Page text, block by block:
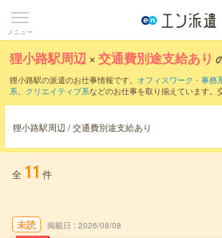
メニュー
狸小路駅周辺 ×交通費別途支給あり
狸小路駅の派遣のお仕事情報です。 オフィスワーク・事務
系、 クリエイティブ系などのお仕事を取り揃えています。
狸小路駅周辺 / 交通費別途支給あり
全 11 件
未読 掲載日 2026/08/08